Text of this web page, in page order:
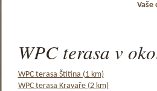
WPC terasa v
WPC terasa Štítina (1 km)
WPC terasa Kravaře (2 km)